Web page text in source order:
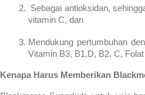
Sebagai antioksidan,
vitamin C, dan
Mendukung pertumbuhan
Vitamin B3, B1,D, B2, C,
Kenapa Harus Memberikan